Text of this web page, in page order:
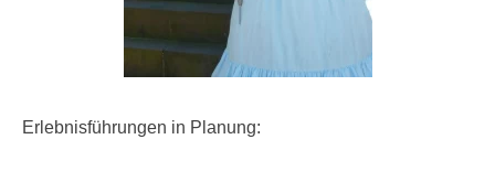
Erlebnisführungen in Planung: